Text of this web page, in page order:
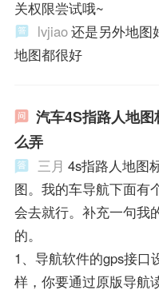
关权限尝试哦~
lvjiao还是另外地图
地图都很好
汽车4S指路人地
么弄
三月 4s指路人地图
图。我的车导航下面有
会去就行。补充一句我
的。
1、导航软件的gps接口
样，你要通过原版导航